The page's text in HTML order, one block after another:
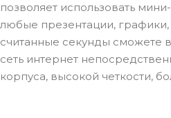
позволяет использовать
любые презентации,
считанные секунды сможете
сеть интернет
корпуса, высокой четкости,